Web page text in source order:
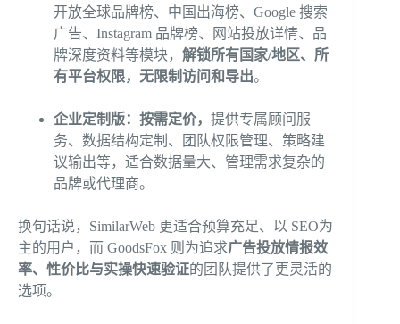
开放全球品牌榜、中国出海榜、Google 搜索
广告、Instagram 品牌榜、网站投放详情、品
牌深度资料等模块， 解锁所有国家/地区、所
有平台权限，无限制访问和导出。
企业定制版：按需定价， 提供专属顾问服
务、数据结构定制、团队权限管理、策略建
议输出等，适合数据量大、管理需求复杂的
品牌或代理商。
换句话说，SimilarWeb 更适合预算充足、以 SEO为
主的用户，而 GoodsFox 则为追求广告投放情报效
率、性价比与实操快速验证的团队提供了更灵活的
选项。